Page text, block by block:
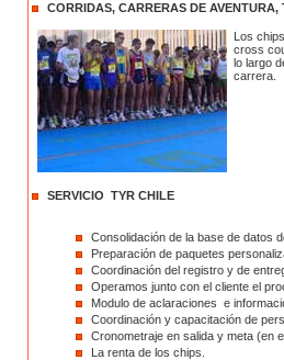
CORRIDAS, CARRERAS DE
Los
cross
lo largo
carrera.
SERVICIO TYR CHILE
Consolidación de la base de datos
Preparación de paquetes
Coordinación del registro y de
Operamos junto con el cliente el
Modulo de aclaraciones e
Coordinación y capacitación de
Cronometraje en salida y meta (en
La renta de los chips.